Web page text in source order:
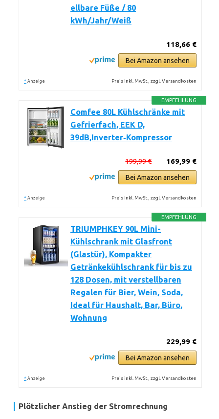
ellbare Füße / 80
kWh/Jahr/Weiß
118,66 €
Bei Amazon ansehen
* Anzeige Preis inkl. MwSt., zzgl. Versandkosten
EMPFEHLUNG
Comfee 80L Kühlschränke mit
Gefrierfach, EEK D,
39dB,Inverter‑Kompressor
169,99 €
199,99 €
Bei Amazon ansehen
* Anzeige Preis inkl. MwSt., zzgl. Versandkosten
EMPFEHLUNG
TRIUMPHKEY 90L Mini-
Kühlschrank mit Glasfront
(Glastür), Kompakter
Getränkekühlschrank für bis zu
128 Dosen, mit verstellbaren
Regalen für Bier, Wein, Soda,
Ideal für Haushalt, Bar, Büro,
Wohnung
229,99 €
Bei Amazon ansehen
* Anzeige Preis inkl. MwSt., zzgl. Versandkosten
Plötzlicher Anstieg der Stromrechnung